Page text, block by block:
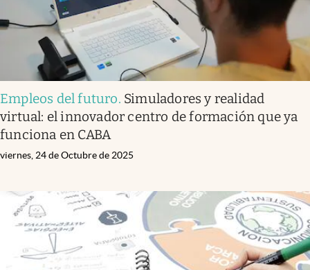
Empleos del futuro. Simuladores y realidad
virtual: el innovador centro de formación que ya
funciona en CABA
viernes, 24 de Octubre de 2025